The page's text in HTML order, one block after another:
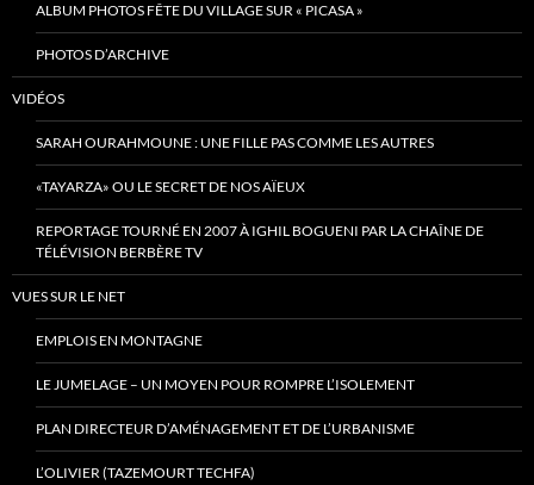
ALBUM PHOTOS FÊTE DU VILLAGE SUR « PICASA »
PHOTOS D’ARCHIVE
VIDÉOS
SARAH OURAHMOUNE : UNE FILLE PAS COMME LES AUTRES
«TAYARZA» OU LE SECRET DE NOS AÏEUX
REPORTAGE TOURNÉ EN 2007 À IGHIL BOGUENI PAR LA CHAÎNE DE
TÉLÉVISION BERBÈRE TV
VUES SUR LE NET
EMPLOIS EN MONTAGNE
LE JUMELAGE – UN MOYEN POUR ROMPRE L’ISOLEMENT
PLAN DIRECTEUR D’AMÉNAGEMENT ET DE L’URBANISME
L’OLIVIER (TAZEMOURT TECHFA)